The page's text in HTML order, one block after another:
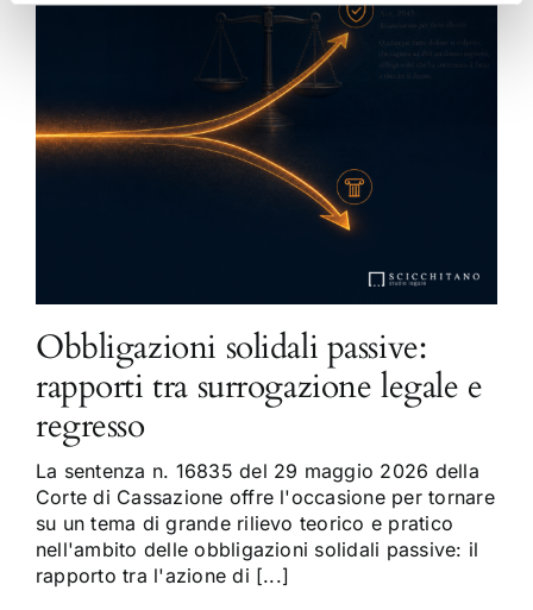
Obbligazioni solidali passive:
rapporti tra surrogazione legale e
regresso
La sentenza n. 16835 del 29 maggio 2026 della
Corte di Cassazione offre l'occasione per tornare
su un tema di grande rilievo teorico e pratico
nell'ambito delle obbligazioni solidali passive: il
rapporto tra l'azione di [...]